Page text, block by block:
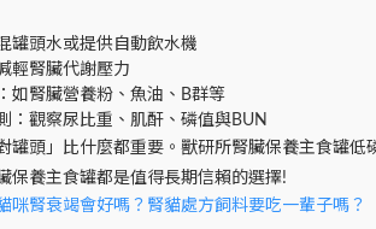
罐頭水或提供自動飲水機
輕腎臟代謝壓力
：如腎臟營養粉、魚油、B群等
：觀察尿比重、肌酐、磷值與BUN
罐頭」比什麼都重要。獸研所腎臟保養主食罐
保養主食罐都是值得長期信賴的選擇!
咪腎衰竭會好嗎？腎貓處方飼料要吃一輩子嗎？